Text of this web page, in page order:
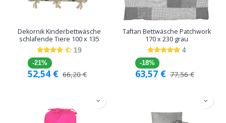
Dekornik Kinderbettwäsche
schlafende Tiere 100 x 135
19
-21%
52,54 € 66,20€
Taftan Bettwäsche Patchwork
170 x 230 grau
4
-18%
63,57 € 77,56€